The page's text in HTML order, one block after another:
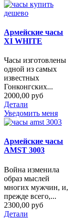
Армейские часы
XI WHITE
Часы изготовлены
одной из самых
известных
Гонконгских...
2000,00 руб
Детали
Уведомить меня
Армейские часы
AMST 3003
Война изменила
образ мыслей
многих мужчин, и,
прежде всего,...
2300,00 руб
Детали